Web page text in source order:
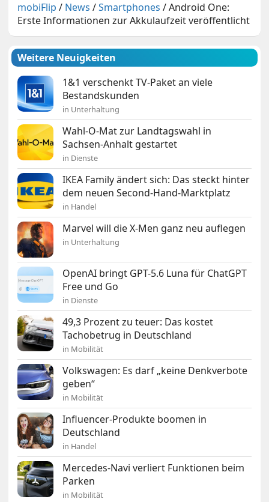
mobiFlip / News /Smartphones /Android One:
Erste Informationen zur Akkulaufzeit veröffentlicht
Weitere Neuigkeiten
1&1 verschenkt TV-Paket an viele
Bestandskunden
in Unterhaltung
Wahl-O-Mat zur Landtagswahl in
Sachsen-Anhalt gestartet
in Dienste
IKEA Family ändert sich: Das steckt hinter
dem neuen Second-Hand-Marktplatz
in Handel
Marvel will die X-Men ganz neu auflegen
in Unterhaltung
OpenAI bringt GPT-5.6 Luna für ChatGPT
Free und Go
in Dienste
49,3 Prozent zu teuer: Das kostet
Tachobetrug in Deutschland
in Mobilität
Volkswagen: Es darf „keine Denkverbote
geben“
in Mobilität
Influencer-Produkte boomen in
Deutschland
in Handel
Mercedes-Navi verliert Funktionen beim
Parken
in Mobilität